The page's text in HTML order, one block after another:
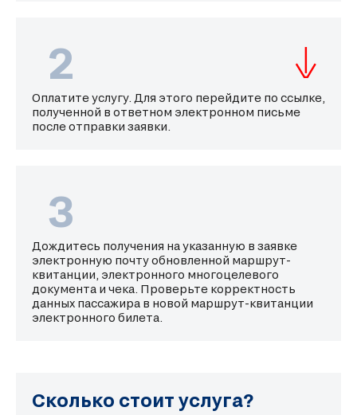
2
Оплатите услугу. Для этого перейдите по ссылке,
полученной в ответном электронном письме
после отправки заявки.
3
Дождитесь получения на указанную в заявке
электронную почту обновленной маршрут-
квитанции, электронного многоцелевого
документа и чека. Проверьте корректность
данных пассажира в новой маршрут-квитанции
электронного билета.
Сколько стоит услуга?